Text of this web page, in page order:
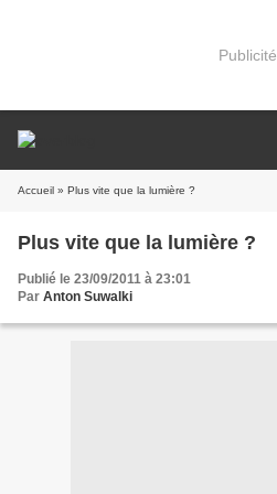
Publicité
Accueil » Plus vite que la lumière ?
Plus vite que la lumière ?
Publié le 23/09/2011 à 23:01
Par Anton Suwalki